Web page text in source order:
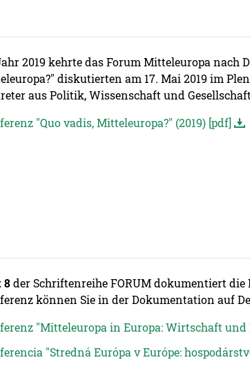
2019 kehrte das Forum Mitteleuropa nach
diskutierten am 17. Mai 2019 im
aus Politik, Wissenschaft und
"Quo vadis, Mitteleuropa?" (2019) [pdf]
8der Schriftenreihe FORUM dokumentiert die
können Sie in der Dokumentation auf
"Mitteleuropa in Europa: Wirtschaft
"Stredná Európa v Európe: